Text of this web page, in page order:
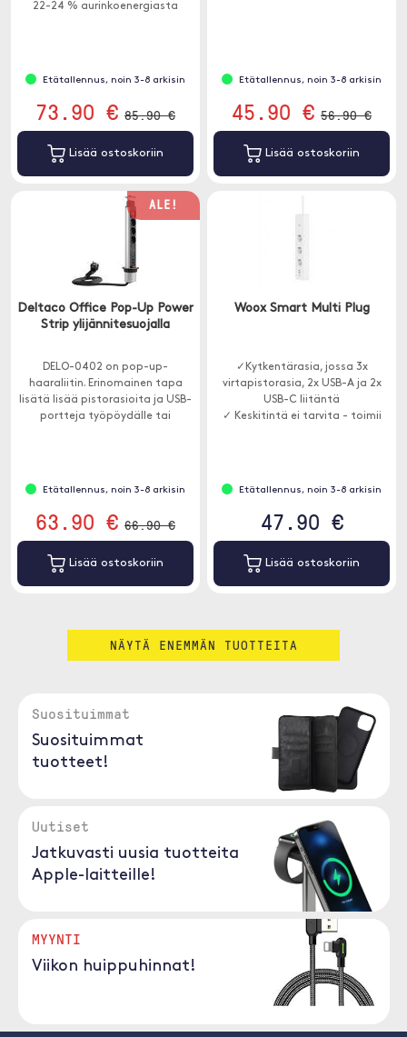
22-24 % aurinkoenergiasta
Etätallennus, noin 3-8 arkisin
73.90 € 85.90 €
Lisää ostoskoriin
Etätallennus, noin 3-8 arkisin
45.90 € 56.90 €
Lisää ostoskoriin
ALE!
Deltaco Office Pop-Up Power
Strip ylijännitesuojalla
DELO-0402 on pop-up-
haaraliitin. Erinomainen tapa
lisätä lisää pistorasioita ja USB-
portteja työpöydälle tai
Etätallennus, noin 3-8 arkisin
63.90 € 66.90 €
Lisää ostoskoriin
Woox Smart Multi Plug
✓Kytkentärasia, jossa 3x
virtapistorasia, 2x USB-A ja 2x
USB-C liitäntä
✓ Keskitintä ei tarvita - toimii
Etätallennus, noin 3-8 arkisin
47.90 €
Lisää ostoskoriin
NÄYTÄ ENEMMÄN TUOTTEITA
Suosituimmat
Suosituimmat
tuotteet!
Uutiset
Jatkuvasti uusia tuotteita
Apple-laitteille!
MYYNTI
Viikon huippuhinnat!